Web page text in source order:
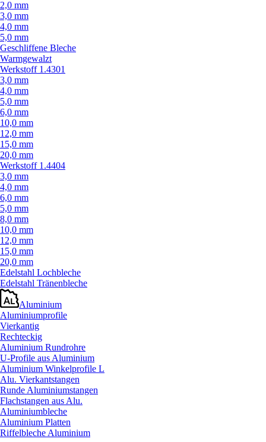
2,0 mm
3,0 mm
4,0 mm
5,0 mm
Geschliffene Bleche
Warmgewalzt
Werkstoff 1.4301
3,0 mm
4,0 mm
5,0 mm
6,0 mm
10,0 mm
12,0 mm
15,0 mm
20,0 mm
Werkstoff 1.4404
3,0 mm
4,0 mm
6,0 mm
5,0 mm
8,0 mm
10,0 mm
12,0 mm
15,0 mm
20,0 mm
Edelstahl Lochbleche
Edelstahl Tränenbleche
Aluminium
Aluminiumprofile
Vierkantig
Rechteckig
Aluminium Rundrohre
U-Profile aus Aluminium
Aluminium Winkelprofile L
Alu. Vierkantstangen
Runde Aluminiumstangen
Flachstangen aus Alu.
Aluminiumbleche
Aluminium Platten
Riffelbleche Aluminium